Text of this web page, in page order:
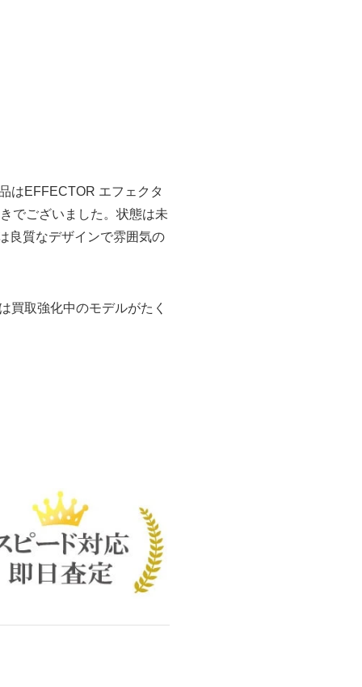
はEFFECTOR エフェクタ
でございました。状態は未
良質なデザインで雰囲気の
買取強化中のモデルがたく